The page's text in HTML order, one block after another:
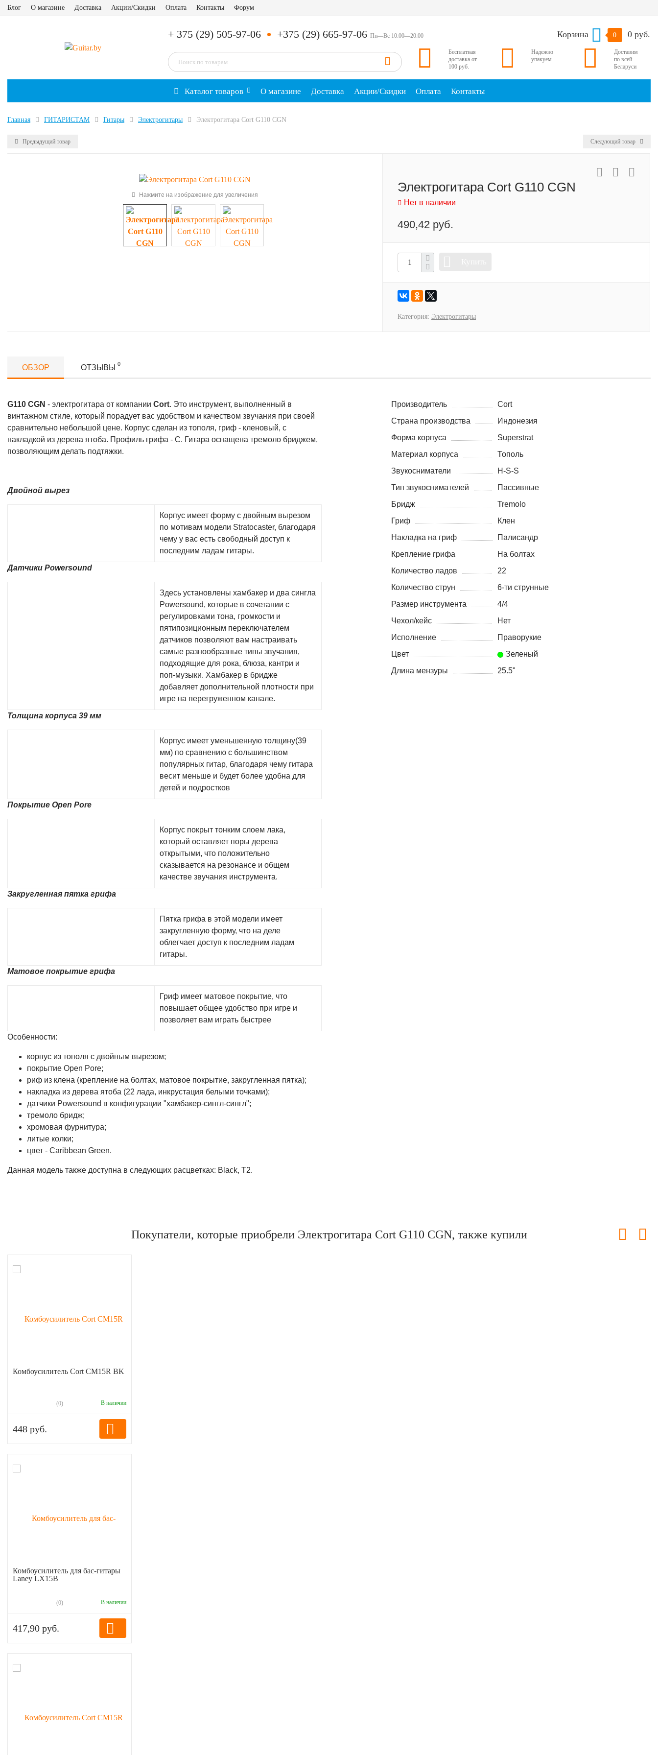
Блог О магазине Доставка Акции/Скидки Оплата Контакты Форум
+ 375 (29) 505-97-06 +375 (29) 665-97-06 Пн—Вс 10:00—20:00 Корзина 0 0 руб.
Бесплатная
доставка от
100 руб.
Надежно
упакуем
Доставим
по всей
Беларуси
Каталог товаров О магазине Доставка Акции/Скидки Оплата Контакты
Главная ГИТАРИСТАМ Гитары Электрогитары Электрогитара Cort G110 CGN
Предыдущий товар Следующий товар
Нажмите на изображение для увеличения
Электрогитара Cort G110 CGN
Нет в наличии
490,42 руб.
Категория: Электрогитары
ОБЗОР ОТЗЫВЫ 0
G110 CGN - электрогитара от компании Cort. Это инструмент, выполненный в
винтажном стиле, который порадует вас удобством и качеством звучания при своей
сравнительно небольшой цене. Корпус сделан из тополя, гриф - кленовый, с
накладкой из дерева ятоба. Профиль грифа - С. Гитара оснащена тремоло бриджем,
позволяющим делать подтяжки.
Двойной вырез
Корпус имеет форму с двойным вырезом
по мотивам модели Stratocaster, благодаря
чему у вас есть свободный доступ к
последним ладам гитары.
Датчики Powersound
Здесь установлены хамбакер и два сингла
Powersound, которые в сочетании с
регулировками тона, громкости и
пятипозиционным переключателем
датчиков позволяют вам настраивать
самые разнообразные типы звучания,
подходящие для рока, блюза, кантри и
поп-музыки. Хамбакер в бридже
добавляет дополнительной плотности при
игре на перегруженном канале.
Толщина корпуса 39 мм
Корпус имеет уменьшенную толщину(39
мм) по сравнению с большинством
популярных гитар, благодаря чему гитара
весит меньше и будет более удобна для
детей и подростков
Покрытие Open Pore
Корпус покрыт тонким слоем лака,
который оставляет поры дерева
открытыми, что положительно
сказывается на резонансе и общем
качестве звучания инструмента.
Закругленная пятка грифа
Пятка грифа в этой модели имеет
закругленную форму, что на деле
облегчает доступ к последним ладам
гитары.
Матовое покрытие грифа
Гриф имеет матовое покрытие, что
повышает общее удобство при игре и
позволяет вам играть быстрее
Особенности:
корпус из тополя с двойным вырезом;
покрытие Open Pore;
риф из клена (крепление на болтах, матовое покрытие, закругленная пятка);
накладка из дерева ятоба (22 лада, инкрустация белыми точками);
датчики Powersound в конфигурации "хамбакер-сингл-сингл";
тремоло бридж;
хромовая фурнитура;
литые колки;
цвет - Caribbean Green.
Данная модель также доступна в следующих расцветках: Black, T2.
Производитель
Cort
Страна производства
Индонезия
Форма корпуса
Superstrat
Материал корпуса
Тополь
Звукосниматели
H-S-S
Тип звукоснимателей
Пассивные
Бридж
Tremolo
Гриф
Клен
Накладка на гриф
Палисандр
Крепление грифа
На болтах
Количество ладов
22
Количество струн
6-ти струнные
Размер инструмента
4/4
Чехол/кейс
Нет
Исполнение
Праворукие
Цвет
Зеленый
Длина мензуры
25.5"
Покупатели, которые приобрели Электрогитара Cort G110 CGN, также купили
Комбоусилитель Cort CM15R BK
(0) В наличии
448 руб.
Комбоусилитель для бас-гитары
Laney LX15B
(0) В наличии
417,90 руб.